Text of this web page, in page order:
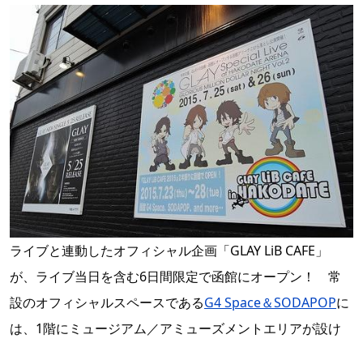
ライブと連動したオフィシャル企画「GLAY LiB CAFE」
が、ライブ当日を含む6日間限定で函館にオープン！ 常
設のオフィシャルスペースであるG4 Space＆SODAPOPに
は、1階にミュージアム／アミューズメントエリアが設け